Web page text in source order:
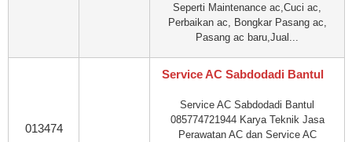
Seperti Maintenance ac,Cuci ac,
Perbaikan ac, Bongkar Pasang ac,
Pasang ac baru,Jual...
013474
Service AC Sabdodadi Bantul
Service AC Sabdodadi Bantul
085774721944 Karya Teknik Jasa
Perawatan AC dan Service AC